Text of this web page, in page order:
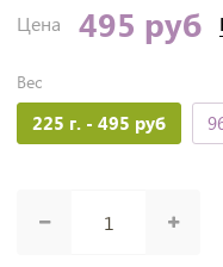
Цена 495 руб
Вес
225 г. - 495 руб